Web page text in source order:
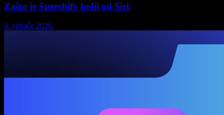
Zašto je Speechify bolji od Siri
4. veljače 2026.